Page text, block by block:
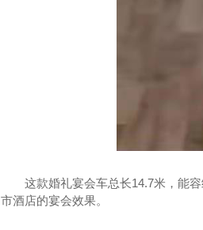
这款婚礼宴会车总长14.7米，能
市酒店的宴会效果。